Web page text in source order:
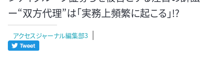
ー“双方代理”は「実務上頻繁に起こる」!?
アクセスジャーナル編集部3